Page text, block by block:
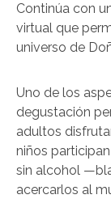
Continúa con
virtual que
universo de
Uno de los
degustación
adultos
niños
sin alcohol
acercarlos al